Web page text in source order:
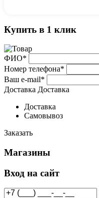
Купить в 1 клик
ФИО*
Номер телефона*
Ваш e-mail*
Доставка Доставка
Доставка
Самовывоз
Заказать
Магазины
Вход на сайт